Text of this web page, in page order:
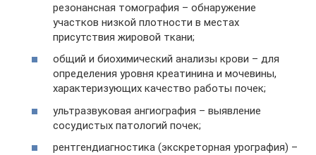
резонансная томография – обнаружение
участков низкой плотности в местах
присутствия жировой ткани;
общий и биохимический анализы крови – для
определения уровня креатинина и мочевины,
характеризующих качество работы почек;
ультразвуковая ангиография – выявление
сосудистых патологий почек;
рентгендиагностика (экскреторная урография) –